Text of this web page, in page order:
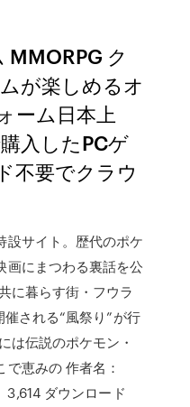
MMORPG ク
が楽しめるオ
ーム日本上
入したPCゲ
不要でクラウ
設サイト。歴代のポケ
画にまつわる裏話を公
に暮らす街・フウラ
される“風祭り”が行
は伝説のポケモン・
恵みの 作者名：
ダウンロード